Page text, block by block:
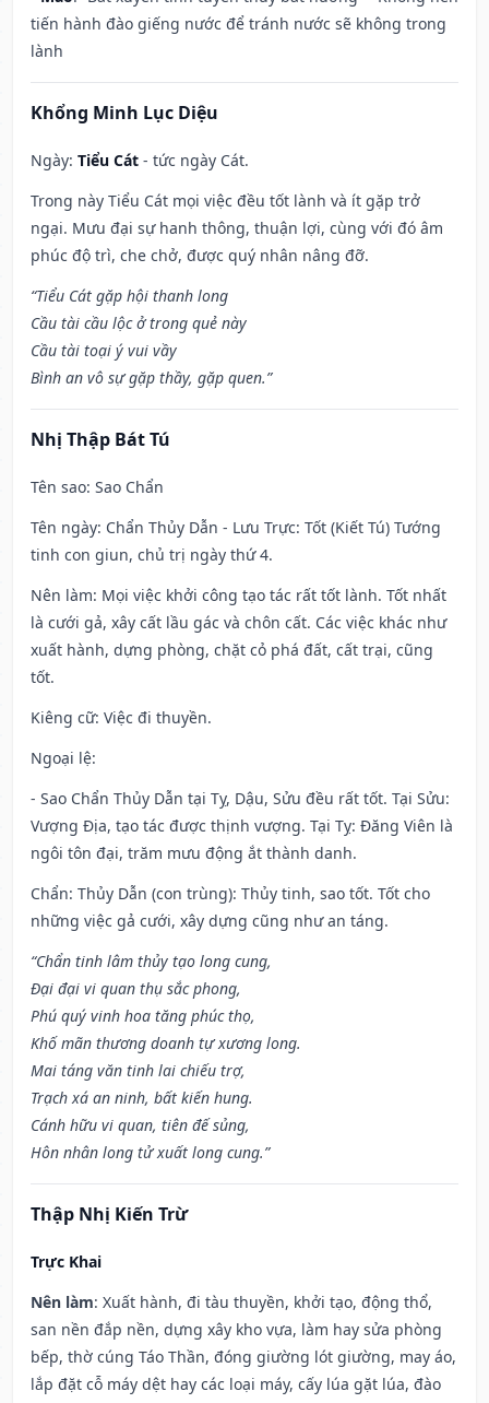
tiến hành đào giếng nước để tránh nước sẽ không trong
lành
Khổng Minh Lục Diệu
Ngày: Tiểu Cát - tức ngày Cát.
Trong này Tiểu Cát mọi việc đều tốt lành và ít gặp trở
ngại. Mưu đại sự hanh thông, thuận lợi, cùng với đó âm
phúc độ trì, che chở, được quý nhân nâng đỡ.
“Tiểu Cát gặp hội thanh long
Cầu tài cầu lộc ở trong quẻ này
Cầu tài toại ý vui vầy
Bình an vô sự gặp thầy, gặp quen.”
Nhị Thập Bát Tú
Tên sao: Sao Chẩn
Tên ngày: Chẩn Thủy Dẫn - Lưu Trực: Tốt (Kiết Tú) Tướng
tinh con giun, chủ trị ngày thứ 4.
Nên làm: Mọi việc khởi công tạo tác rất tốt lành. Tốt nhất
là cưới gả, xây cất lầu gác và chôn cất. Các việc khác như
xuất hành, dựng phòng, chặt cỏ phá đất, cất trại, cũng
tốt.
Kiêng cữ: Việc đi thuyền.
Ngoại lệ:
- Sao Chẩn Thủy Dẫn tại Tỵ, Dậu, Sửu đều rất tốt. Tại Sửu:
Vượng Địa, tạo tác được thịnh vượng. Tại Tỵ: Đăng Viên là
ngôi tôn đại, trăm mưu động ắt thành danh.
Chẩn: Thủy Dẫn (con trùng): Thủy tinh, sao tốt. Tốt cho
những việc gả cưới, xây dựng cũng như an táng.
“Chẩn tinh lâm thủy tạo long cung,
Đại đại vi quan thụ sắc phong,
Phú quý vinh hoa tăng phúc thọ,
Khố mãn thương doanh tự xương long.
Mai táng văn tinh lai chiếu trợ,
Trạch xá an ninh, bất kiến hung.
Cánh hữu vi quan, tiên đế sủng,
Hôn nhân long tử xuất long cung.”
Thập Nhị Kiến Trừ
Trực Khai
Nên làm: Xuất hành, đi tàu thuyền, khởi tạo, động thổ,
san nền đắp nền, dựng xây kho vựa, làm hay sửa phòng
bếp, thờ cúng Táo Thần, đóng giường lót giường, may áo,
lắp đặt cỗ máy dệt hay các loại máy, cấy lúa gặt lúa, đào